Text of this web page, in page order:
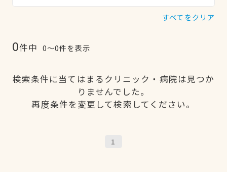
すべてをクリア
0件中 0〜0件を表示
検索条件に当てはまるクリニック・病院は見つか
りませんでした。
再度条件を変更して検索してください。
1